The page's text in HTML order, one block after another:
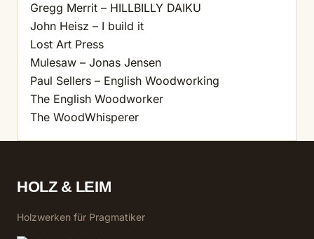
Gregg Merrit – HILLBILLY DAIKU
John Heisz – I build it
Lost Art Press
Mulesaw – Jonas Jensen
Paul Sellers – English Woodworking
The English Woodworker
The WoodWhisperer
HOLZ & LEIM
Holzwerken für Pragmatiker